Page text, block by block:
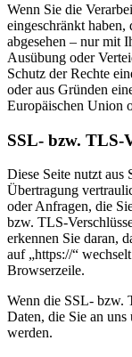
Wenn Sie die
eingeschränkt
abgesehen – nur mit
Ausübung oder
Schutz der Rechte
oder aus Gründen
Europäischen Union
SSL- bzw. TLS-
Diese Seite nutzt aus
Übertragung
oder Anfragen, die
bzw. TLS-
erkennen Sie daran,
auf „https://“
Browserzeile.
Wenn die SSL- bzw.
Daten, die Sie an
werden.